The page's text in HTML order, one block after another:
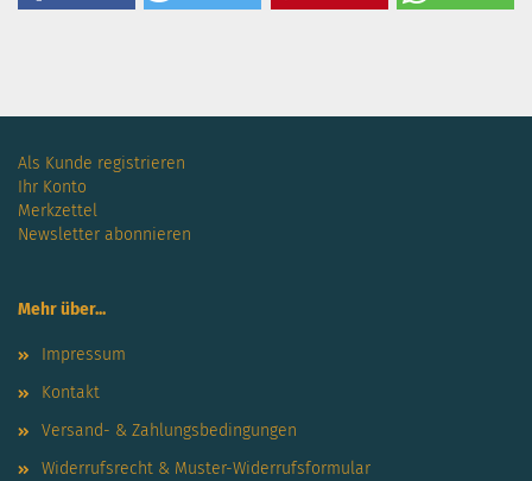
Als Kunde registrieren
Ihr Konto
Merkzettel
Newsletter abonnieren
Mehr über...
Impressum
Kontakt
Versand- & Zahlungsbedingungen
Widerrufsrecht & Muster-Widerrufsformular